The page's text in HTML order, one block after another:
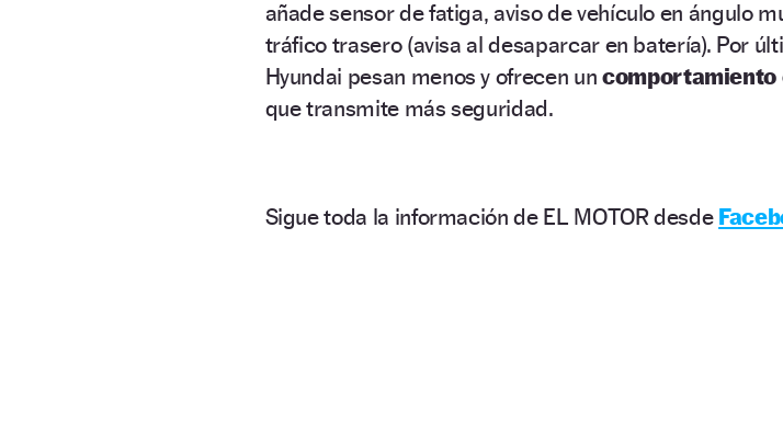
añade sensor de fatiga, aviso de vehículo en ángulo
tráfico trasero (avisa al desaparcar en batería). Por
Hyundai pesan menos y ofrecen un comportamiento
que transmite más seguridad.
Sigue toda la información de EL MOTOR desde